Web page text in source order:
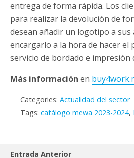
entrega de forma rápida. Los
para realizar la devolución de
desean añadir un logotipo a sus
encargarlo a la hora de hacer el
servicio de bordado e impresión
Más información en
Categories: Actualidad del sector
Tags: catálogo mewa 2023-2024,
Entrada Anterior